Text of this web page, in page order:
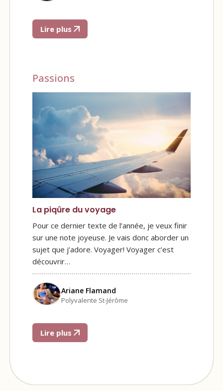
Lire plus
Passions
La piqûre du voyage
Pour ce dernier texte de l’année, je veux finir
sur une note joyeuse. Je vais donc aborder un
sujet que j’adore. Voyager! Voyager c’est
découvrir…
Ariane Flamand
Polyvalente St-Jérôme
Lire plus